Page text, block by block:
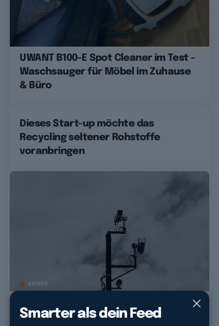
Smarter als dein Feed
UWANT B100-E Spot Cleaner im Test –
Waschsauger für Möbel im Zuhause
& Büro
Dieses Start-up möchte das
Recycling seltener Rohstoffe
voranbringen
ARCHIV
Überwachungsmaßnahmen öfter